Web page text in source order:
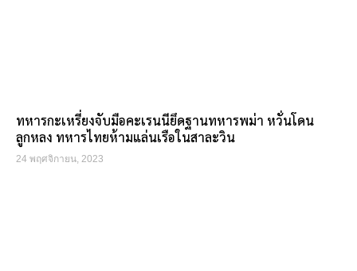
ทหารกะเหรี่ยงจับมือคะเรนนียึดฐานทหารพม่า หวั่นโดน
ลูกหลง ทหารไทยห้ามแล่นเรือในสาละวิน
24 พฤศจิกายน, 2023